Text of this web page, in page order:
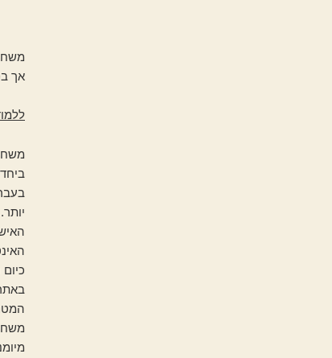
אך